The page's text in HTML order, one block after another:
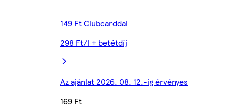
149 Ft Clubcarddal
298 Ft/l + betétdíj
Az ajánlat 2026. 08. 12.-ig érvényes
169 Ft